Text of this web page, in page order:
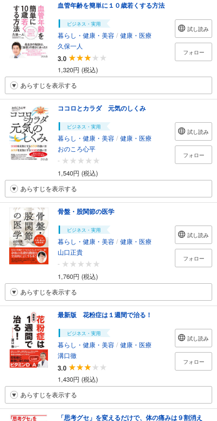
血管年齢を簡単に１０歳若くする方法
ビジネス・実用
暮らし・健康・美容 / 健康・医療
久保一人
3.0
1,320円 (税込)
試し読み
フォロー
あらすじを表示する
ココロとカラダ 元気のしくみ
ビジネス・実用
暮らし・健康・美容 / 健康・医療
おのころ心平
-
1,540円 (税込)
試し読み
フォロー
あらすじを表示する
骨盤・股関節の医学
ビジネス・実用
暮らし・健康・美容 / 健康・医療
山口正貴
-
1,760円 (税込)
試し読み
フォロー
あらすじを表示する
最新版 花粉症は１週間で治る！
ビジネス・実用
暮らし・健康・美容 / 健康・医療
溝口徹
3.0
1,430円 (税込)
試し読み
フォロー
あらすじを表示する
「思考グセ」を変えるだけで、体の痛みは９割消え